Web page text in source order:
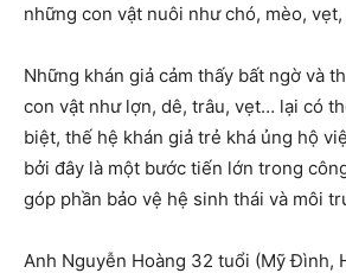
những con vật nuôi như chó, mèo,
Những khán giả cảm thấy bất ngờ và
con vật như lợn, dê, trâu, vẹt… lại có
biệt, thế hệ khán giả trẻ khá ủng hộ
bởi đây là một bước tiến lớn trong
góp phần bảo vệ hệ sinh thái và môi
Anh Nguyễn Hoàng 32 tuổi (Mỹ Đình,